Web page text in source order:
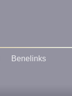
Benelinks